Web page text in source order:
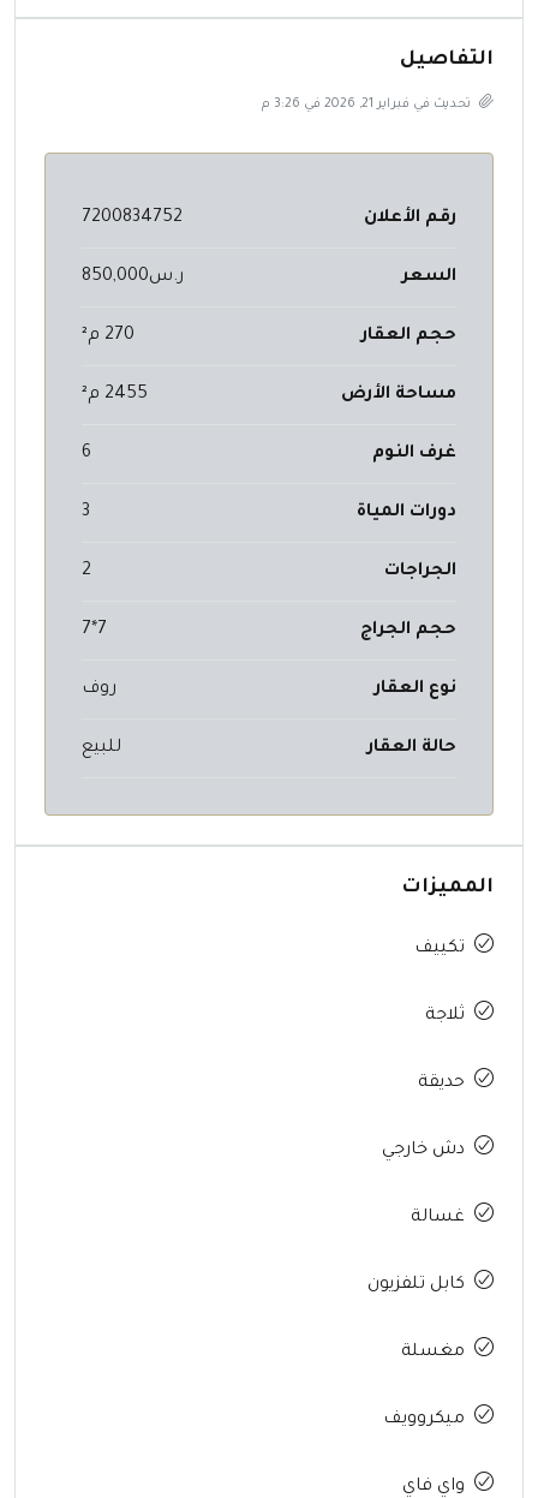
التفاصيل
تحديث في فبراير 21, 2026 في 3:26 م
رقم الأعلان 7200834752
السعر ر.س850,000
حجم العقار 270 م²
مساحة الأرض 2455 م²
غرف النوم 6
دورات المياة 3
الجراجات 2
حجم الجراج 7*7
نوع العقار روف
حالة العقار للبيع
المميزات
تكييف
ثلاجة
حديقة
دش خارجي
غسالة
كابل تلفزيون
مغسلة
ميكروويف
واي فاي